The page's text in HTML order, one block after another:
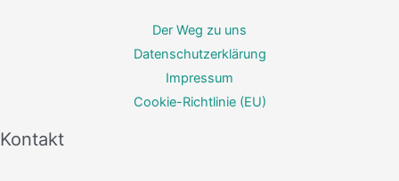
Der Weg zu uns
Datenschutzerklärung
Impressum
Cookie-Richtlinie (EU)
Kontakt